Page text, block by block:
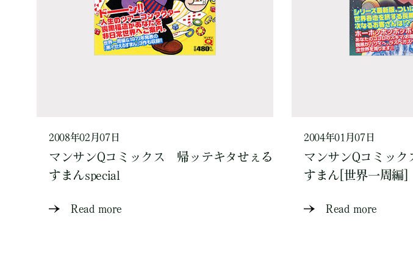
2008年02月07日
マンサンQコミックス 帰ッテキタせぇる
すまんspecial
Read more
2004年01月07日
マンサンQコミッ
すまん[世界一周編]
Read more